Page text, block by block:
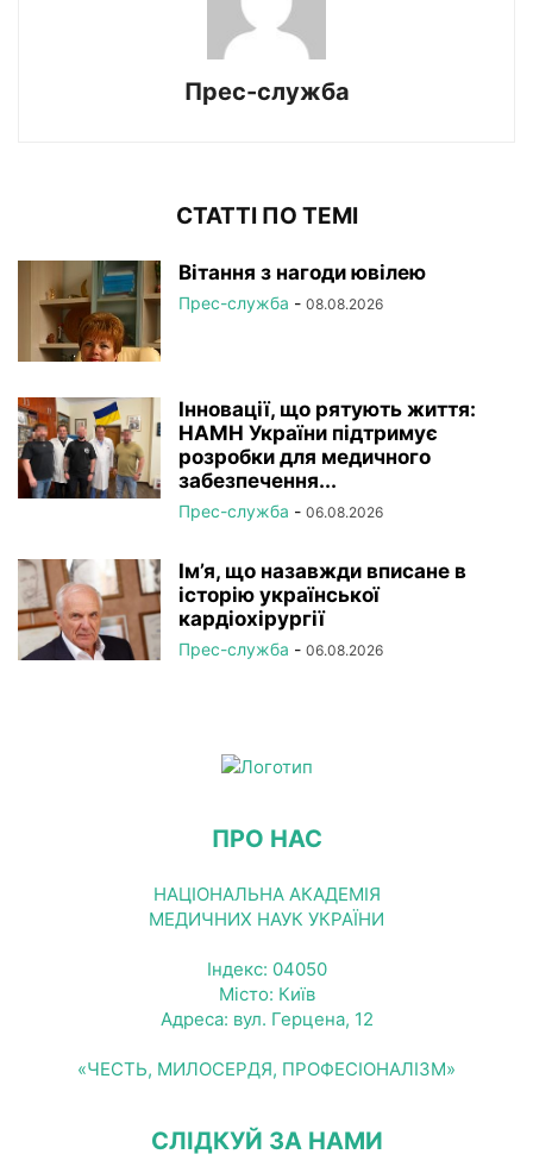
Прес-служба
СТАТТІ ПО ТЕМІ
Вітання з нагоди ювілею
Прес-служба - 08.08.2026
Інновації, що рятують життя:
НАМН України підтримує
розробки для медичного
забезпечення...
Прес-служба - 06.08.2026
Ім’я, що назавжди вписане в
історію української
кардіохірургії
Прес-служба - 06.08.2026
ПРО НАС
НАЦІОНАЛЬНА АКАДЕМІЯ
МЕДИЧНИХ НАУК УКРАЇНИ
Індекс: 04050
Місто: Київ
Адреса: вул. Герцена, 12
«ЧЕСТЬ, МИЛОСЕРДЯ, ПРОФЕСІОНАЛІЗМ»
СЛІДКУЙ ЗА НАМИ